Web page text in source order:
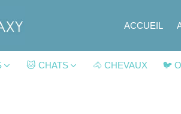
ACCUEIL
🐱 CHATS 🐴 CHEVAUX 🐦